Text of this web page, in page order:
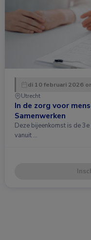
di 10 februari 2026
Utrecht
In de zorg voor
Samenwerken
Deze bijeenkomst is de
vanuit …